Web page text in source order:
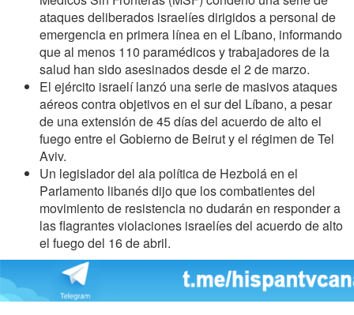
ataques deliberados israelíes dirigidos a personal de
emergencia en primera línea en el Líbano, informando
que al menos 110 paramédicos y trabajadores de la
salud han sido asesinados desde el 2 de marzo.
El ejército israelí lanzó una serie de masivos ataques
aéreos contra objetivos en el sur del Líbano, a pesar
de una extensión de 45 días del acuerdo de alto el
fuego entre el Gobierno de Beirut y el régimen de Tel
Aviv.
Un legislador del ala política de Hezbolá en el
Parlamento libanés dijo que los combatientes del
movimiento de resistencia no dudarán en responder a
las flagrantes violaciones israelíes del acuerdo de alto
el fuego del 16 de abril.